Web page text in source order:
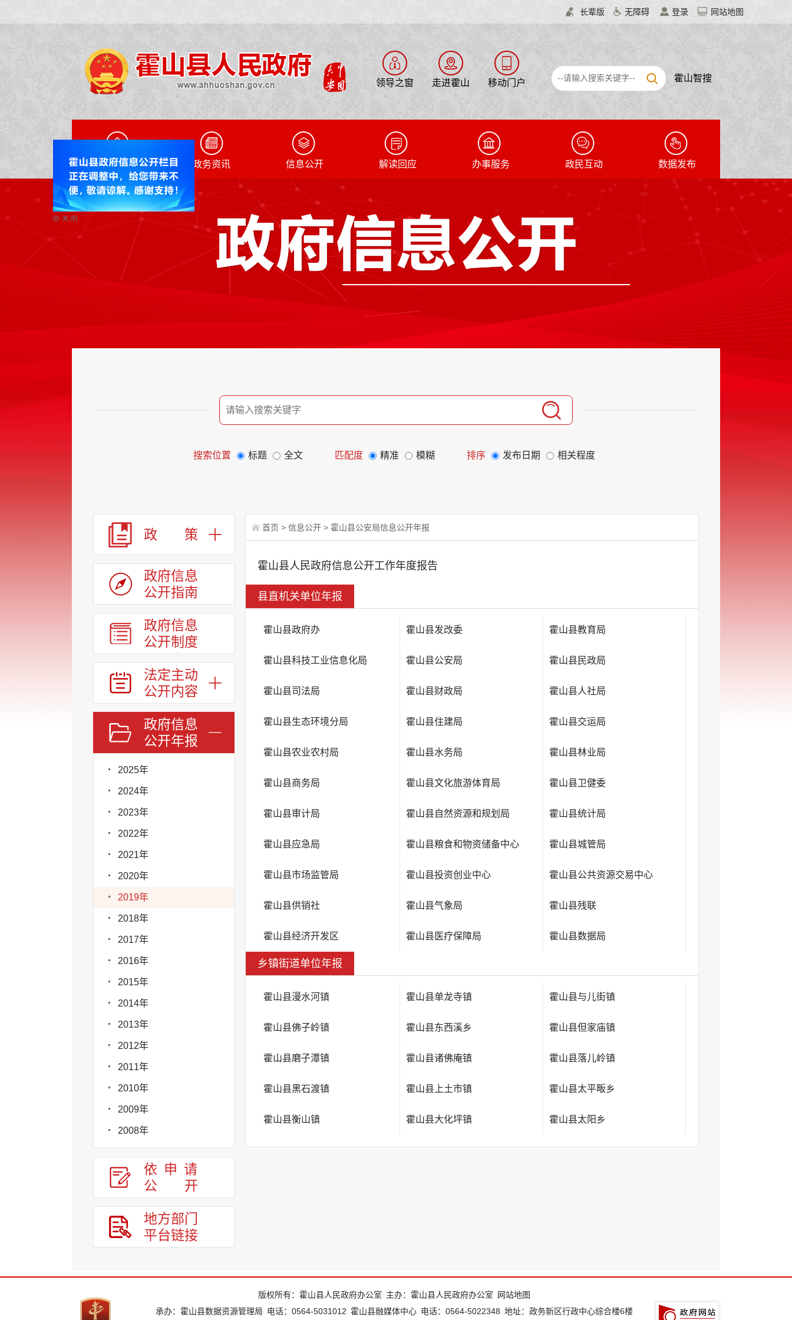
长辈版 无障碍 登录 网站地图
领导之窗 走进霍山 移动门户 霍山智搜
网站首页 政务资讯 信息公开 解读回应 办事服务 政民互动 数据发布
搜索位置 标题 全文 匹配度 精准 模糊 排序 发布日期 相关程度
政 策
政府信息
公开指南
政府信息
公开制度
法定主动
公开内容
政府信息
公开年报
2025年
2024年
2023年
2022年
2021年
2020年
2019年
2018年
2017年
2016年
2015年
2014年
2013年
2012年
2011年
2010年
2009年
2008年
依申请
公
开
地方部门
平台链接
首页 > 信息公开 > 霍山县公安局信息公开年报
霍山县人民政府信息公开工作年度报告
县直机关单位年报
霍山县政府办 霍山县发改委 霍山县教育局
霍山县科技工业信息化局 霍山县公安局 霍山县民政局
霍山县司法局 霍山县财政局 霍山县人社局
霍山县生态环境分局 霍山县住建局 霍山县交运局
霍山县农业农村局 霍山县水务局 霍山县林业局
霍山县商务局 霍山县文化旅游体育局 霍山县卫健委
霍山县审计局 霍山县自然资源和规划局 霍山县统计局
霍山县应急局 霍山县粮食和物资储备中心 霍山县城管局
霍山县市场监管局 霍山县投资创业中心 霍山县公共资源交易中心
霍山县供销社 霍山县气象局 霍山县残联
霍山县经济开发区 霍山县医疗保障局 霍山县数据局
乡镇街道单位年报
霍山县漫水河镇 霍山县单龙寺镇 霍山县与儿街镇
霍山县佛子岭镇 霍山县东西溪乡 霍山县但家庙镇
霍山县磨子潭镇 霍山县诸佛庵镇 霍山县落儿岭镇
霍山县黑石渡镇 霍山县上土市镇 霍山县太平畈乡
霍山县衡山镇 霍山县大化坪镇 霍山县太阳乡
版权所有：霍山县人民政府办公室 主办：霍山县人民政府办公室
网站地图
承办：霍山县数据资源管理局 电话：0564-5031012 霍山县融媒体中心 电话：0564-5022348 地址：政务新区行政中心综合楼6楼